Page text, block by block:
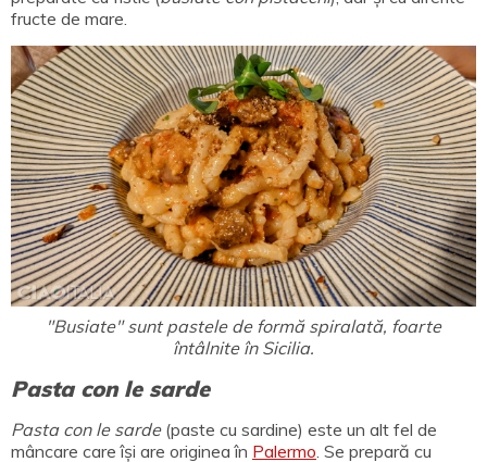
fructe de mare.
"Busiate" sunt pastele de formă spiralată, foarte
întâlnite în Sicilia.
Pasta con le sarde
Pasta con le sarde(paste cu sardine) este un alt fel de
mâncare care își are originea în Palermo. Se prepară cu